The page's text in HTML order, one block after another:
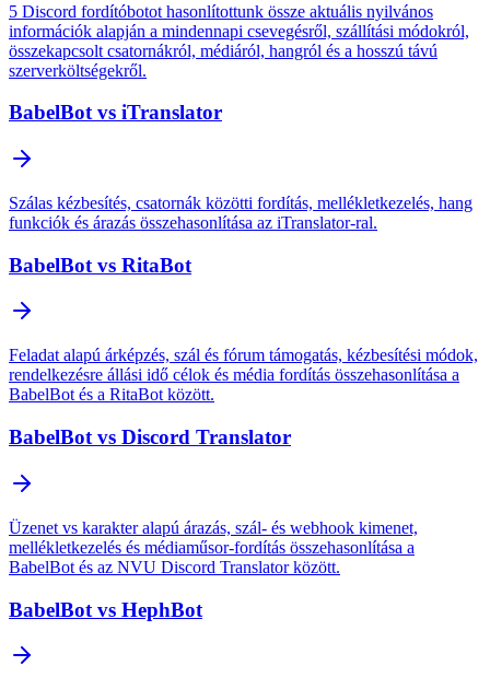
5 Discord fordítóbotot hasonlítottunk össze aktuális nyilvános
információk alapján a mindennapi csevegésről, szállítási módokról,
összekapcsolt csatornákról, médiáról, hangról és a hosszú távú
szerverköltségekről.
BabelBot vs iTranslator
Szálas kézbesítés, csatornák közötti fordítás, mellékletkezelés, hang
funkciók és árazás összehasonlítása az iTranslator-ral.
BabelBot vs RitaBot
Feladat alapú árképzés, szál és fórum támogatás, kézbesítési módok,
rendelkezésre állási idő célok és média fordítás összehasonlítása a
BabelBot és a RitaBot között.
BabelBot vs Discord Translator
Üzenet vs karakter alapú árazás, szál- és webhook kimenet,
mellékletkezelés és médiaműsor-fordítás összehasonlítása a
BabelBot és az NVU Discord Translator között.
BabelBot vs HephBot